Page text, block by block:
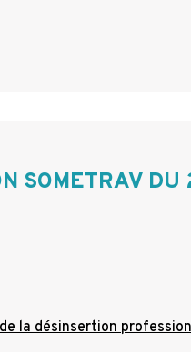
SOMETRAV
la désinsertion